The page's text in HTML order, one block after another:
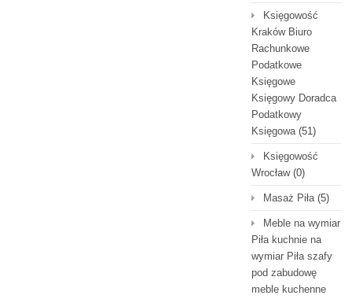
Księgowość
Kraków Biuro
Rachunkowe
Podatkowe
Księgowe
Księgowy Doradca
Podatkowy
Księgowa(51)
Księgowość
Wrocław(0)
Masaż Piła(5)
Meble na wymiar
Piła kuchnie na
wymiar Piła szafy
pod zabudowę
meble kuchenne